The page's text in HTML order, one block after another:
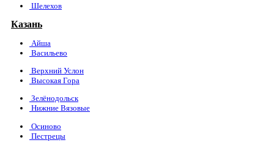
Шелехов
Казань
Айша
Васильево
Верхний Услон
Высокая Гора
Зелёнодольск
Нижние Вязовые
Осиново
Пестрецы